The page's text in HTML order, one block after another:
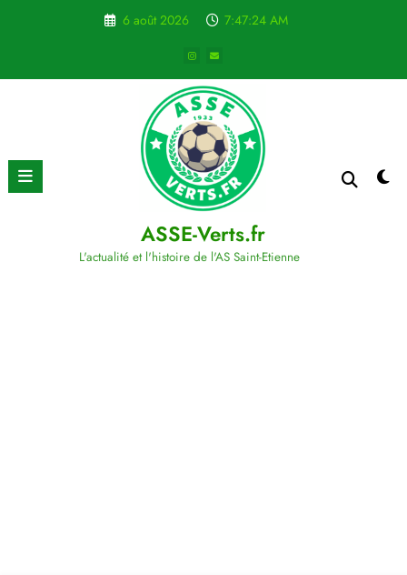
6 août 2026 7:47:25 AM
ASSE-Verts.fr
L'actualité et l'histoire de l'AS Saint-Etienne